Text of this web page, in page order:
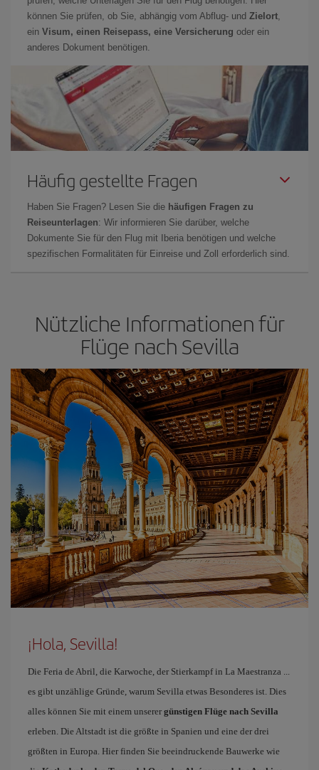
können Sie prüfen, ob Sie, abhängig vom Abflug- und Zielort,
ein Visum, einen Reisepass, eine Versicherung oder ein
anderes Dokument benötigen.
Häufig gestellte Fragen
Haben Sie Fragen? Lesen Sie die häufigen Fragen zu
Reiseunterlagen: Wir informieren Sie darüber, welche
Dokumente Sie für den Flug mit Iberia benötigen und welche
spezifischen Formalitäten für Einreise und Zoll erforderlich sind.
Nützliche Informationen für
Flüge nach Sevilla
¡Hola, Sevilla!
Die Feria de Abril, die Karwoche, der Stierkampf in La Maestranza ...
es gibt unzählige Gründe, warum Sevilla etwas Besonderes ist. Dies
alles können Sie mit einem unserer günstigen Flüge nach Sevilla
erleben. Die Altstadt ist die größte in Spanien und eine der drei
größten in Europa. Hier finden Sie beeindruckende Bauwerke wie